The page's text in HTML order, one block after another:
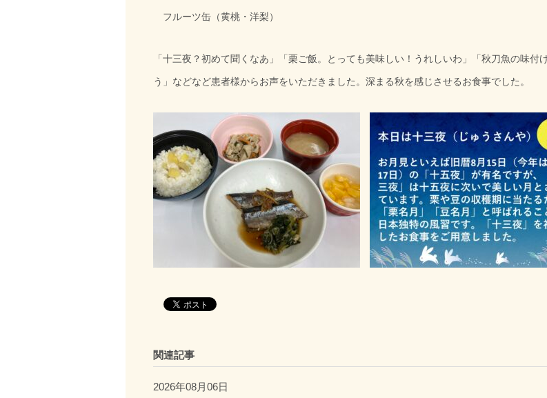
フルーツ缶（黄桃・洋梨）
「十三夜？初めて聞くなあ」「栗ご飯。とっても美味しい！うれしいわ」「秋刀魚の味付
う」などなど患者様からお声をいただきました。深まる秋を感じさせるお食事でした。
関連記事
2026年08月06日